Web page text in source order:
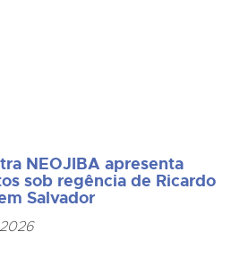
NEOJIBA apresenta
sob regência de Ricardo
Salvador